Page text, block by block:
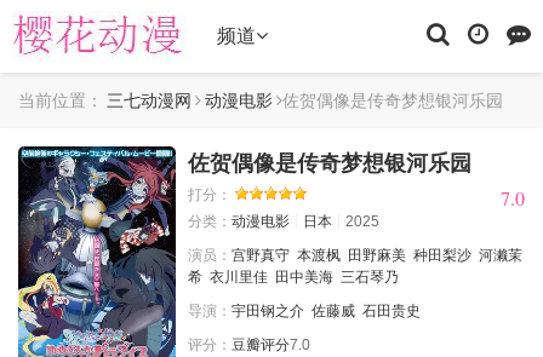
频道
当前位置： 三七动漫网 动漫电影 佐贺偶像是传奇梦想银河乐园
佐贺偶像是传奇梦想银河乐园
打分： 7.0
分类： 动漫电影 日本
2025
演员： 宫野真守 本渡枫 田野麻美 种田梨沙 河濑茉
希 衣川里佳 田中美海 三石琴乃
导演： 宇田钢之介 佐藤威 石田贵史
评分： 豆瓣评分7.0